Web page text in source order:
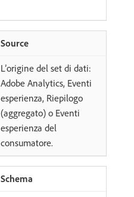
Source
L’origine del set di dati:
Adobe Analytics, Eventi
esperienza, Riepilogo
(aggregato) o Eventi
esperienza del
consumatore.
Schema